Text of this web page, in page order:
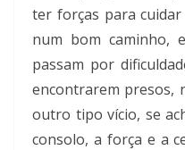
ter forças para
num bom caminho,
passam por
encontrarem presos,
outro tipo vício, se
consolo, a força e a